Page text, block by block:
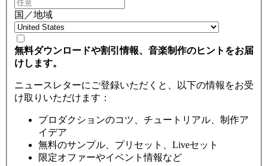
国／地域
無料ダウンロードや割引情報、音楽制作のヒントをお届
けします。
ニュースレターにご登録いただくと、以下の情報をお受
け取りいただけます：
プロダクションのコツ、チュートリアル、制作ア
イデア
無料のサンプル、プリセット、Liveセット
限定オファーやイベント情報など